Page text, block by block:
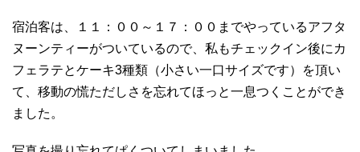
宿泊客は、１１：００～１７：００までやっているアフタ
ヌーンティーがついているので、私もチェックイン後にカ
フェラテとケーキ3種類（小さい一口サイズです）を頂い
て、移動の慌ただしさを忘れてほっと一息つくことができ
ました。